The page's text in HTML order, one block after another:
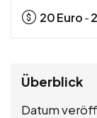
20Euro -
Überblick
Datum